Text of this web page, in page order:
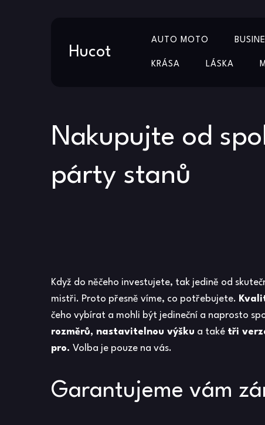
Hucot
AUTO MOTO
KRÁSA LÁSKA
Nakupujte od
párty stanů
Když do něčeho investujete, tak jedině od
mistři. Proto přesně víme, co potřebujete.
čeho vybírat a mohli být jedineční a naprosto
rozměrů, nastavitelnou výšku a také tři
pro. Volba je pouze na vás.
Garantujeme vám